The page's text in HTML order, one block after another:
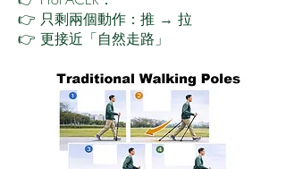
👉 只剩兩個動作：推 → 拉
👉 更接近「自然走路」